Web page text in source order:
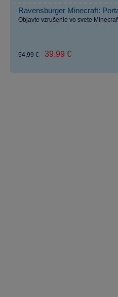
Ravensburger Minecraft:
Objavte vzrušenie vo svete
54,99 € 39,99 €